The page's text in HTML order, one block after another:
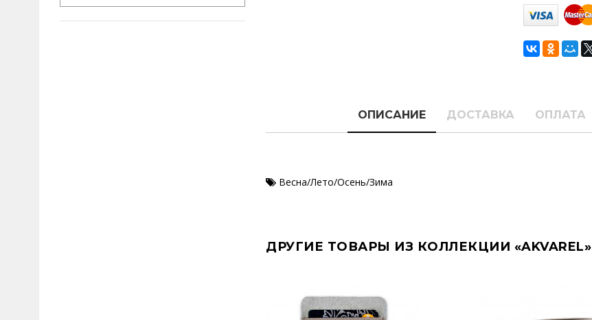
ОПИСАНИЕ ДОСТАВКА ОПЛАТА
Весна/Лето/Осень/Зима
ДРУГИЕ ТОВАРЫ ИЗ КОЛЛЕКЦИИ «AKVAREL»